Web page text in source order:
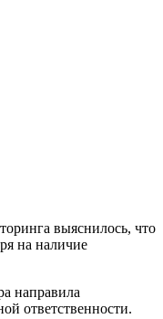
выяснилось, что
на наличие
направила
ответственности.